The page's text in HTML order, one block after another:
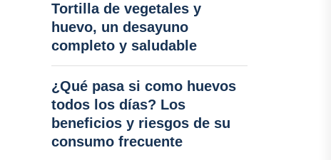
Tortilla de vegetales y
huevo, un desayuno
completo y saludable
¿Qué pasa si como huevos
todos los días? Los
beneficios y riesgos de su
consumo frecuente